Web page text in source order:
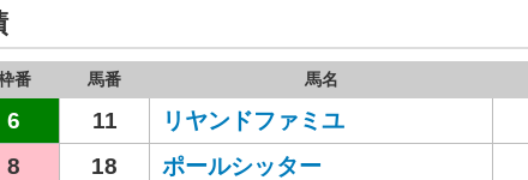
番 馬番 馬名
6 11 リヤンドファミユ
8 18 ポールシッター